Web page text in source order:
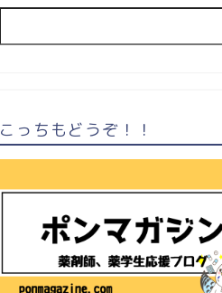
こっちもどうぞ！！